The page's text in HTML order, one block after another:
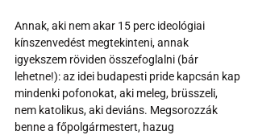
Annak, aki nem akar 15 perc ideológiai
kínszenvedést megtekinteni, annak
igyekszem röviden összefoglalni (bár
lehetne!): az idei budapesti pride kapcsán kap
mindenki pofonokat, aki meleg, brüsszeli,
nem katolikus, aki deviáns. Megsorozzák
benne a főpolgármestert, hazug